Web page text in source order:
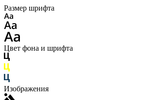
Размер шрифта
Цвет фона и шрифта
Изображения